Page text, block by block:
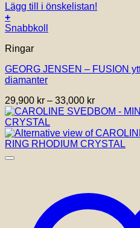
Lägg till i önskelistan!
+
Den
produkten
flera
varianter.
olika
alternativen
kan
väljas
på
produktsidan
Snabbkoll
Ringar
GEORG JENSEN – FUSION
diamanter
29,900 kr – 33,000 kr
29,900 kr
33,000 kr